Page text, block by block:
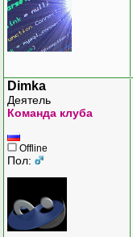
Dimka
Деятель
Команда клуба
Offline
Пол: